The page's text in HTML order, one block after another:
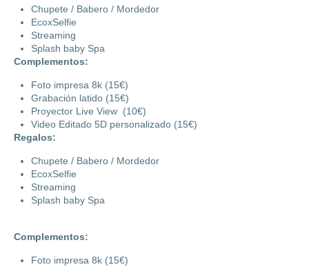
Chupete / Babero / Mordedor
EcoxSelfie
Streaming
Splash baby Spa
Complementos:
Foto impresa 8k (15€)
Grabación latido (15€)
Proyector Live View (10€)
Video Editado 5D personalizado (15€)
Regalos:
Chupete / Babero / Mordedor
EcoxSelfie
Streaming
Splash baby Spa
Complementos:
Foto impresa 8k (15€)